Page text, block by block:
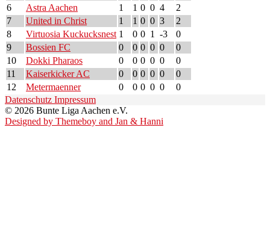
6
Astra Aachen 1 1 0 0 4
2
7
United in Christ 1 1 0 0 3
2
8
Virtuosia Kuckucksnest 1 0 0 1 -3
0
9
Bossien FC 0 0 0 0 0
0
10
Dokki Pharaos 0 0 0 0 0
0
11
Kaiserkicker AC 0 0 0 0 0
0
12
Metermaenner 0 0 0 0 0
0
Datenschutz Impressum
© 2026 Bunte Liga Aachen e.V.
Designed by Themeboy and Jan & Hanni